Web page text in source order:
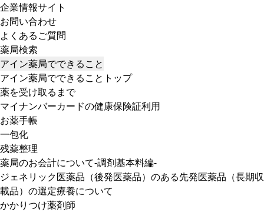
企業情報サイト
お問い合わせ
よくあるご質問
薬局検索
アイン薬局でできること
アイン薬局でできることトップ
薬を受け取るまで
マイナンバーカードの健康保険証利用
お薬手帳
一包化
残薬整理
薬局のお会計について-調剤基本料編-
ジェネリック医薬品（後発医薬品）のある先発医薬品（長期収
載品）の選定療養について
かかりつけ薬剤師